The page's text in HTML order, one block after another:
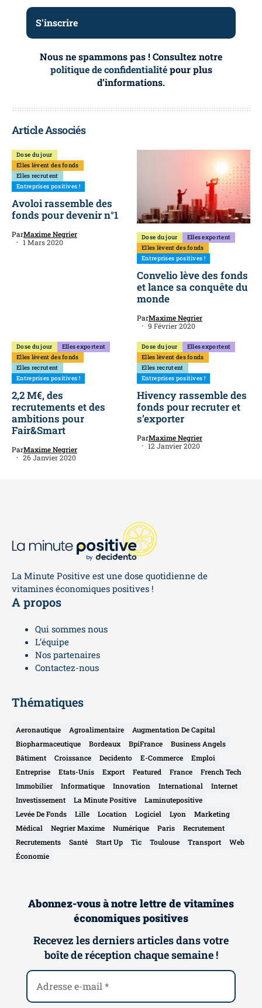
Nous ne spammons pas ! Consultez notre
politique de confidentialitépour plus
d’informations.
Article Associés
Dose du jour
Elles lèvent des fonds
Elles recrutent
Entreprises positives !
Avoloi rassemble des
fonds pour devenir n°1
ParMaxime Negrier
1 Mars 2020
Dose du jour
Elles exportent
Elles lèvent des fonds
Entreprises positives !
Convelio lève des fonds
et lance sa conquête du
monde
ParMaxime Negrier
9 Février 2020
Dose du jour
Elles exportent
Elles lèvent des fonds
Elles recrutent
Entreprises positives !
2,2 M€, des
recrutements et des
ambitions pour
Fair&Smart
ParMaxime Negrier
26 Janvier 2020
Dose du jour
Elles exportent
Elles lèvent des fonds
Elles recrutent
Entreprises positives !
Hivency rassemble des
fonds pour recruter et
s’exporter
ParMaxime Negrier
12 Janvier 2020
La Minute Positive est une dose quotidienne de
vitamines économiques positives !
A propos
Qui sommes nous
L’équipe
Nos partenaires
Contactez-nous
Thématiques
Aeronautique Agroalimentaire
Augmentation De Capital
Biopharmaceutique
Bordeaux BpiFrance
Business Angels
Bâtiment
Croissance Decidento E-Commerce
Emploi
Entreprise
Etats-Unis Export Featured France
French Tech
Immobilier
Informatique Innovation International
Internet
Investissement
La Minute Positive
Laminutepositive
Levée De Fonds
Lille Location Logiciel Lyon
Marketing
Médical
Negrier Maxime Numérique Paris
Recrutement
Recrutements
Santé Start Up Tic Toulouse Transport
Web
Économie
Abonnez-vous à notre lettre de vitamines
économiques positives
Recevez les derniers articles dans votre
boîte de réception chaque semaine !